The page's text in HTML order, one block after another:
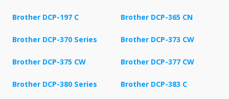
Brother DCP-197 C Brother DCP-365 CN
Brother DCP-370 Series Brother DCP-373 CW
Brother DCP-375 CW Brother DCP-377 CW
Brother DCP-380 Series Brother DCP-383 C